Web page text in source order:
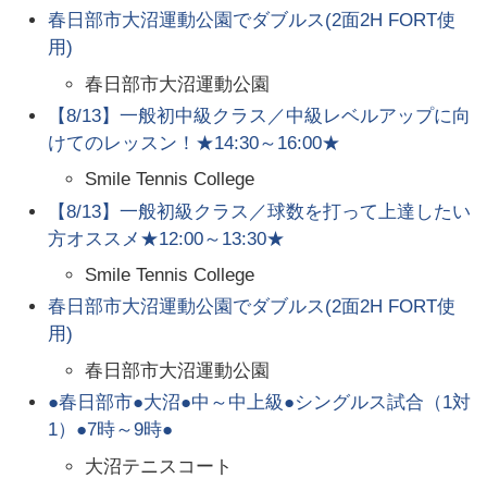
春日部市大沼運動公園でダブルス(2面2H FORT使
用)
春日部市大沼運動公園
【8/13】一般初中級クラス／中級レベルアップに向
けてのレッスン！★14:30～16:00★
Smile Tennis College
【8/13】一般初級クラス／球数を打って上達したい
方オススメ★12:00～13:30★
Smile Tennis College
春日部市大沼運動公園でダブルス(2面2H FORT使
用)
春日部市大沼運動公園
●春日部市●大沼●中～中上級●シングルス試合（1対
1）●7時～9時●
大沼テニスコート